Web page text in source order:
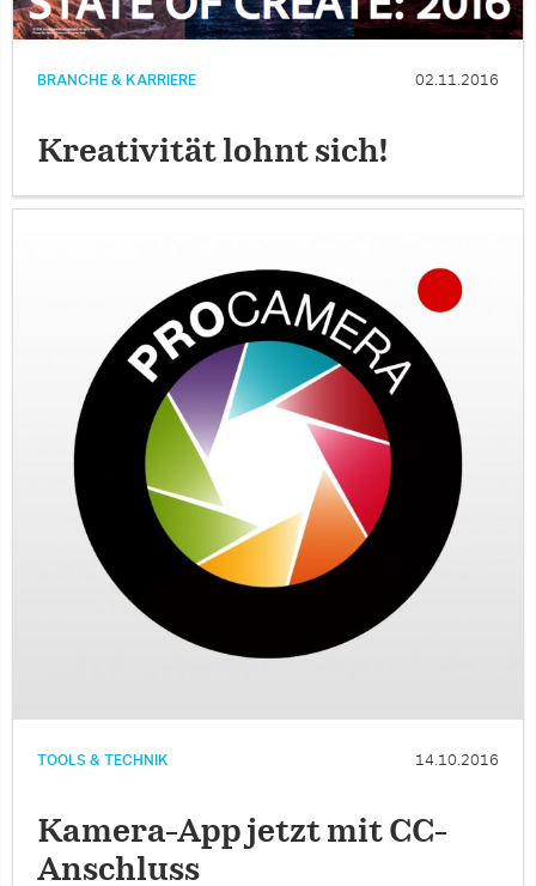
BRANCHE & KARRIERE 02.11.2016
Kreativität lohnt sich!
TOOLS & TECHNIK 14.10.2016
Kamera-App jetzt mit CC-
Anschluss